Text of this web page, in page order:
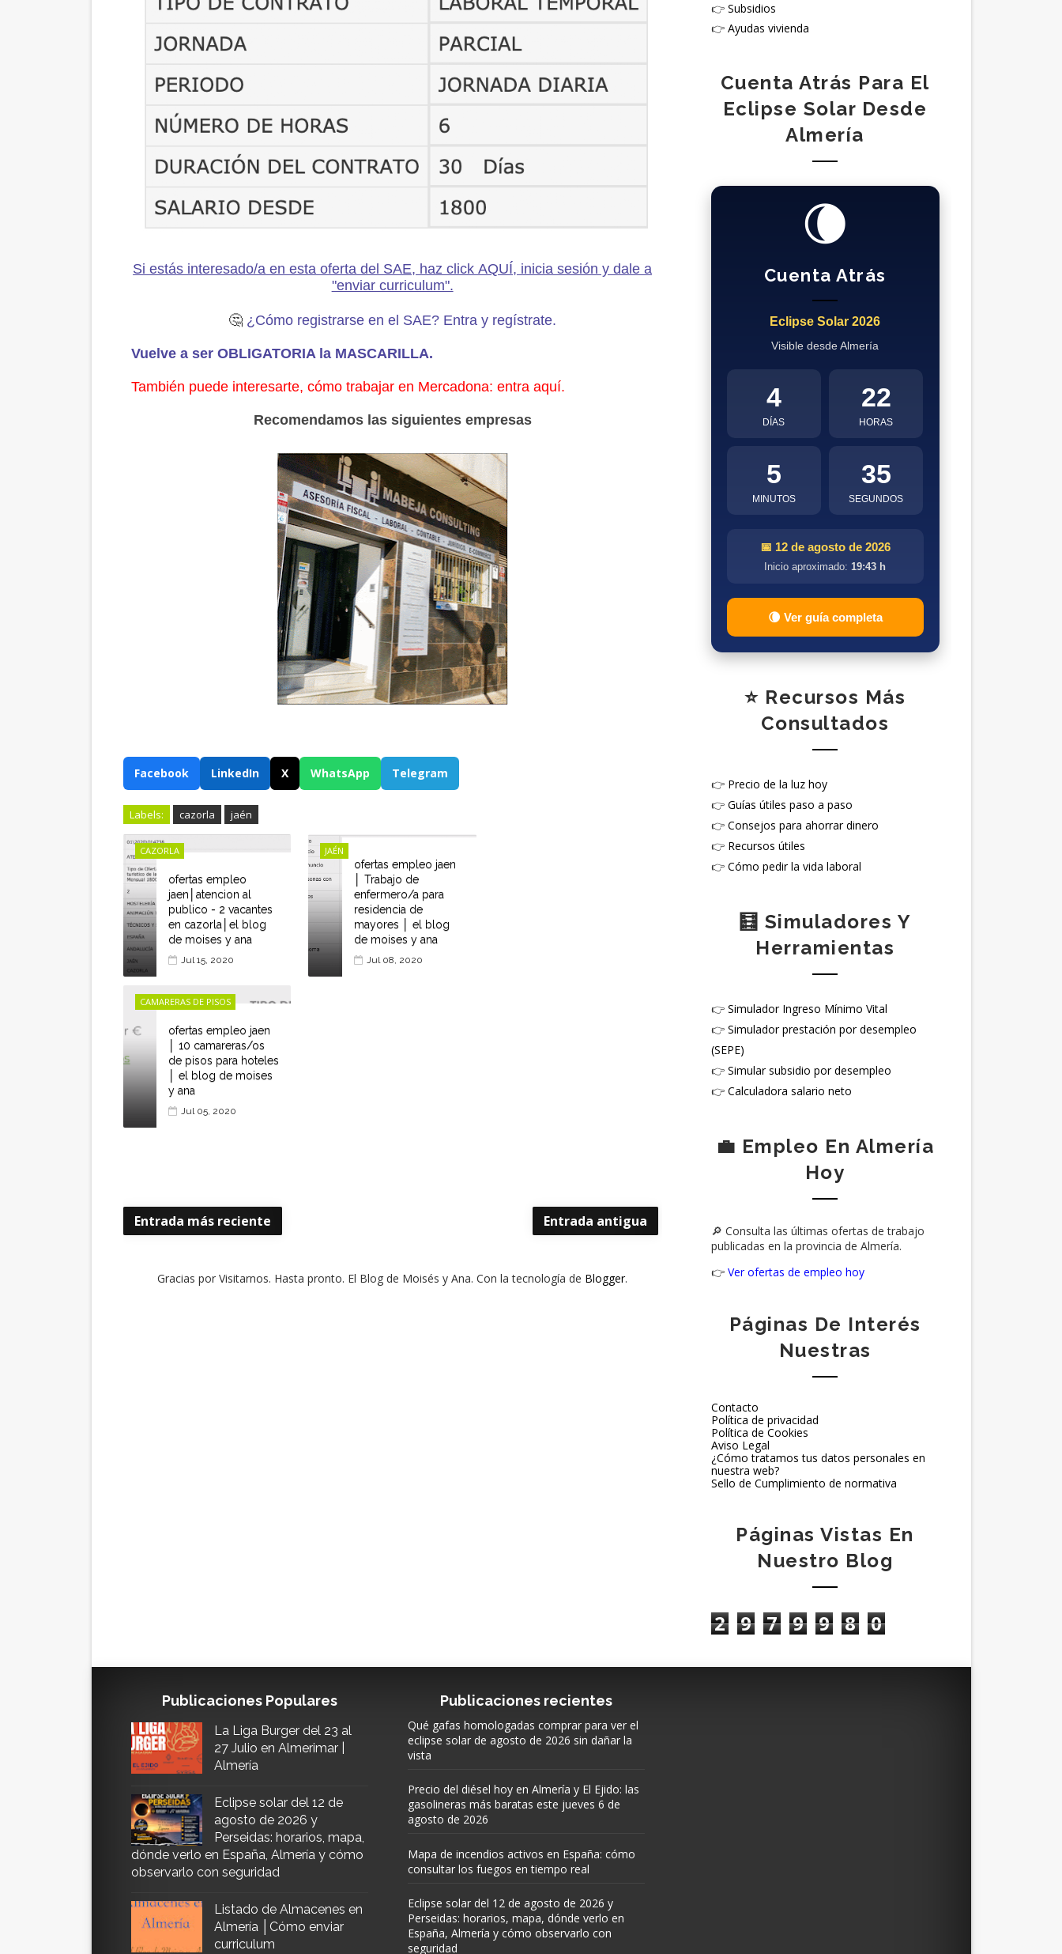
Si estás interesado/a en esta oferta del SAE, haz click AQUÍ, inicia sesión y dale a
"enviar curriculum".
🤔 ¿Cómo registrarse en el SAE? Entra y regístrate.
Vuelve a ser OBLIGATORIA la MASCARILLA.
También puede interesarte, cómo trabajar en Mercadona: entra aquí.
Recomendamos las siguientes empresas
Facebook LinkedIn X WhatsApp Telegram
Labels: cazorla jaén
CAZORLA
ofertas empleo
jaen│atencion al
publico - 2 vacantes
en cazorla│el blog
de moises y ana
Jul 15, 2020
JAÉN
ofertas empleo jaen
│ Trabajo de
enfermero/a para
residencia de
mayores │ el blog
de moises y ana
Jul 08, 2020
CAMARERAS DE PISOS
ofertas empleo jaen
│ 10 camareras/os
de pisos para hoteles
│ el blog de moises
y ana
Jul 05, 2020
Entrada más reciente Entrada antigua
Gracias por Visitarnos. Hasta pronto. El Blog de Moisés y Ana. Con la tecnología de Blogger.
👉 Subsidios
👉 Ayudas vivienda
Cuenta Atrás Para El
Eclipse Solar Desde
Almería
🌘
Cuenta Atrás
Eclipse Solar 2026
Visible desde Almería
4
DÍAS
22
HORAS
5
MINUTOS
34
SEGUNDOS
📅 12 de agosto de 2026
Inicio aproximado:19:43 h
🌘 Ver guía completa
⭐ Recursos Más
Consultados
👉 Precio de la luz hoy
👉 Guías útiles paso a paso
👉 Consejos para ahorrar dinero
👉 Recursos útiles
👉 Cómo pedir la vida laboral
🧮 Simuladores Y
Herramientas
👉 Simulador Ingreso Mínimo Vital
👉 Simulador prestación por desempleo
(SEPE)
👉 Simular subsidio por desempleo
👉 Calculadora salario neto
💼 Empleo En Almería
Hoy
🔎 Consulta las últimas ofertas de trabajo
publicadas en la provincia de Almería.
👉 Ver ofertas de empleo hoy
Páginas De Interés
Nuestras
Contacto
Política de privacidad
Política de Cookies
Aviso Legal
¿Cómo tratamos tus datos personales en
nuestra web?
Sello de Cumplimiento de normativa
Páginas Vistas En
Nuestro Blog
2 9 7 9 9 8 0
Publicaciones Populares
La Liga Burger del 23 al
27 Julio en Almerimar |
Almería
Eclipse solar del 12 de
agosto de 2026 y
Perseidas: horarios, mapa,
dónde verlo en España, Almería y cómo
observarlo con seguridad
Listado de Almacenes en
Almería │Cómo enviar
curriculum
Publicaciones recientes
Qué gafas homologadas comprar para ver el
eclipse solar de agosto de 2026 sin dañar la
vista
Precio del diésel hoy en Almería y El Ejido: las
gasolineras más baratas este jueves 6 de
agosto de 2026
Mapa de incendios activos en España: cómo
consultar los fuegos en tiempo real
Eclipse solar del 12 de agosto de 2026 y
Perseidas: horarios, mapa, dónde verlo en
España, Almería y cómo observarlo con
seguridad